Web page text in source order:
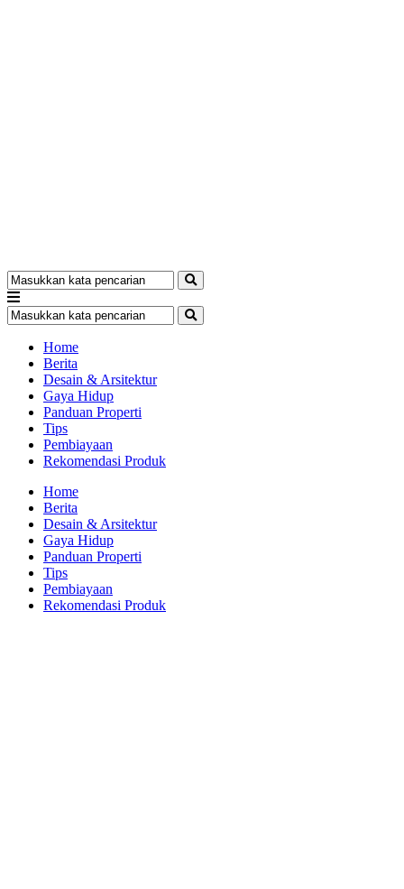
Home
Berita
Desain & Arsitektur
Gaya Hidup
Panduan Properti
Tips
Pembiayaan
Rekomendasi Produk
Home
Berita
Desain & Arsitektur
Gaya Hidup
Panduan Properti
Tips
Pembiayaan
Rekomendasi Produk